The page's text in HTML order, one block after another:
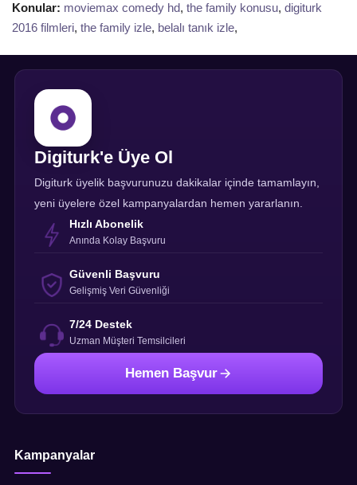
Konular: moviemax comedy hd, the family konusu, digiturk
2016 filmleri, the family izle, belalı tanık izle,
Digiturk'e Üye Ol
Digiturk üyelik başvurunuzu dakikalar içinde tamamlayın,
yeni üyelere özel kampanyalardan hemen yararlanın.
Hızlı Abonelik
Anında Kolay Başvuru
Güvenli Başvuru
Gelişmiş Veri Güvenliği
7/24 Destek
Uzman Müşteri Temsilcileri
Hemen Başvur
Kampanyalar